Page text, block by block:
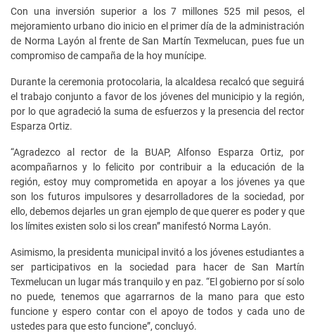
Con una inversión superior a los 7 millones 525 mil pesos, el
mejoramiento urbano dio inicio en el primer día de la administración
de Norma Layón al frente de San Martín Texmelucan, pues fue un
compromiso de campaña de la hoy munícipe.
Durante la ceremonia protocolaria, la alcaldesa recalcó que seguirá
el trabajo conjunto a favor de los jóvenes del municipio y la región,
por lo que agradeció la suma de esfuerzos y la presencia del rector
Esparza Ortiz.
“Agradezco al rector de la BUAP, Alfonso Esparza Ortiz, por
acompañarnos y lo felicito por contribuir a la educación de la
región, estoy muy comprometida en apoyar a los jóvenes ya que
son los futuros impulsores y desarrolladores de la sociedad, por
ello, debemos dejarles un gran ejemplo de que querer es poder y que
los límites existen solo si los crean” manifestó Norma Layón.
Asimismo, la presidenta municipal invitó a los jóvenes estudiantes a
ser participativos en la sociedad para hacer de San Martín
Texmelucan un lugar más tranquilo y en paz. “El gobierno por sí solo
no puede, tenemos que agarrarnos de la mano para que esto
funcione y espero contar con el apoyo de todos y cada uno de
ustedes para que esto funcione”, concluyó.